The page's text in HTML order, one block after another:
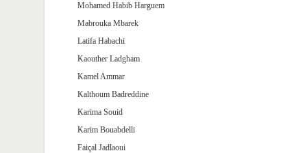
Mohamed Habib Harguem
Mabrouka Mbarek
Latifa Habachi
Kaouther Ladgham
Kamel Ammar
Kalthoum Badreddine
Karima Souid
Karim Bouabdelli
Faiçal Jadlaoui